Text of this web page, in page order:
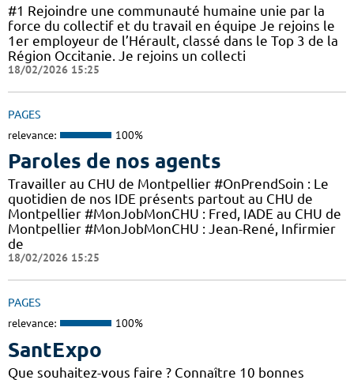
#1 Rejoindre une communauté humaine unie par la
force du collectif et du travail en équipe Je rejoins le
1er employeur de l’Hérault, classé dans le Top 3 de la
Région Occitanie. Je rejoins un collecti
18/02/2026 15:25
PAGES
relevance: 100%
Paroles de nos agents
Travailler au CHU de Montpellier #OnPrendSoin : Le
quotidien de nos IDE présents partout au CHU de
Montpellier #MonJobMonCHU : Fred, IADE au CHU de
Montpellier #MonJobMonCHU : Jean-René, Infirmier
de
18/02/2026 15:25
PAGES
relevance: 100%
SantExpo
Que souhaitez-vous faire ? Connaître 10 bonnes